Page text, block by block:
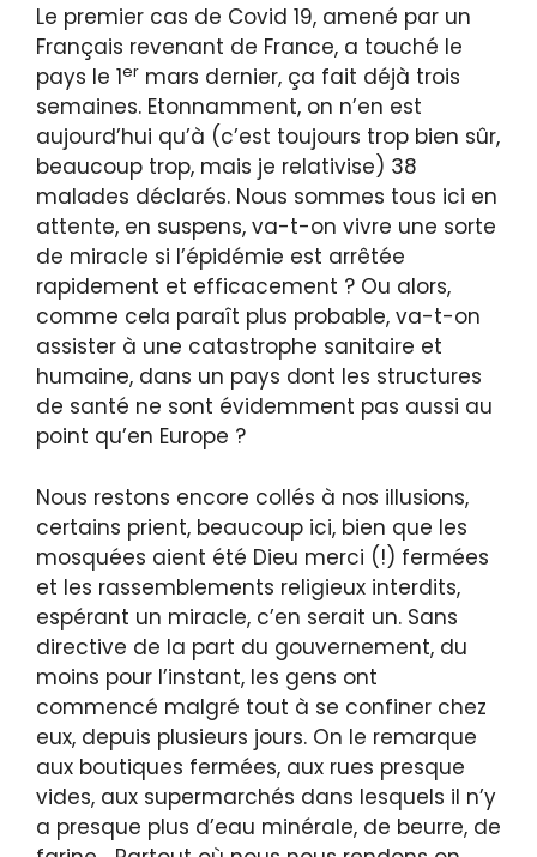
Le premier cas de Covid 19, amené par un
Français revenant de France, a touché le
pays le 1er mars dernier, ça fait déjà trois
semaines. Etonnamment, on n’en est
aujourd’hui qu’à (c’est toujours trop bien sûr,
beaucoup trop, mais je relativise) 38
malades déclarés. Nous sommes tous ici en
attente, en suspens, va-t-on vivre une sorte
de miracle si l’épidémie est arrêtée
rapidement et efficacement ? Ou alors,
comme cela paraît plus probable, va-t-on
assister à une catastrophe sanitaire et
humaine, dans un pays dont les structures
de santé ne sont évidemment pas aussi au
point qu’en Europe ?
Nous restons encore collés à nos illusions,
certains prient, beaucoup ici, bien que les
mosquées aient été Dieu merci (!) fermées
et les rassemblements religieux interdits,
espérant un miracle, c’en serait un. Sans
directive de la part du gouvernement, du
moins pour l’instant, les gens ont
commencé malgré tout à se confiner chez
eux, depuis plusieurs jours. On le remarque
aux boutiques fermées, aux rues presque
vides, aux supermarchés dans lesquels il n’y
a presque plus d’eau minérale, de beurre, de